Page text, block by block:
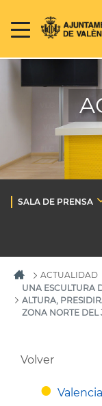
SALA DE PRENSA
ACTUALIDAD
UNA ESCULTURA
ALTURA,
ZONA NORTE
Volver
Valencia